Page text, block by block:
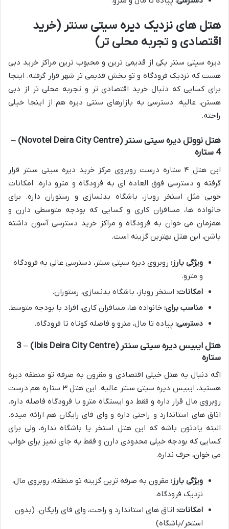
هتل های نزدیک دیره سیتی سنتر (خرید
اقتصادی و تجربه محلی تر)
دیره سیتی سنتر یکی از قدیمی ترین و محبوب ترین مراکز خرید دبی
هست که نزدیک فرودگاه و تو بخش قدیمی تر شهر قرار گرفته. اینجا
برای کسایی که دنبال خرید اقتصادی تر و تجربه محلی تر از دبی
هستن، عالیه. دسترسی به بازارهای سنتی دیره هم از اینجا خیلی
راحته.
هتل نووتل دیره سیتی سنتر (Novotel Deira City Centre) –
4 ستاره
این هتل ۴ ستاره درست روبروی مرکز خرید دیره سیتی سنتر قرار
گرفته و دسترسی فوق العاده ای به فرودگاه و مترو داره. امکانات
خوبی مثل استخر روباز، باشگاه بدنسازی و رستوران داره. برای
خانواده ها، مسافران کاری و کسایی که بودجه متوسطی دارن و
همزمان می خوان به فرودگاه و مراکز خرید دسترسی آسون داشته
باشن، این هتل بهترین گزینه است.
ویژگی بارز: روبروی دیره سیتی سنتر، دسترسی عالی به فرودگاه
و مترو.
امکانات: استخر روباز، باشگاه بدنسازی، رستوران.
مناسب برای: خانواده ها، مسافران کاری، افراد با بودجه متوسط.
دسترسی: پیاده تا مال، مترو و فاصله کوتاه تا فرودگاه.
هتل ایبیس دیره سیتی سنتر (Ibis Deira City Centre) – 3
ستاره
اگه دنبال یه هتل خیلی اقتصادی و مقرون به صرفه تو منطقه دیره
هستید، ایبیس دیره سیتی سنتر عالیه. این هتل ۳ ستاره هم درست
روبروی مال قرار داره و فقط دو ایستگاه مترو با فرودگاه فاصله داره.
اتاق های استاندارد و راحتی داره و وای فای رایگان هم ارائه میده.
البته یادتون باشه که این هتل استخر یا باشگاه نداره، ولی برای
کسایی که بودجه خیلی محدودی دارن و فقط یه جای تمیز برای خواب
می خوان، حرف نداره.
ویژگی بارز: مقرون به صرفه ترین گزینه تو منطقه، روبروی مال،
نزدیک فرودگاه.
امکانات: اتاق های استاندارد و راحت، وای فای رایگان. (بدون
استخر/باشگاه)